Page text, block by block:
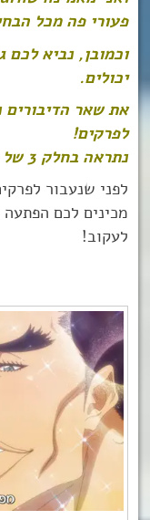
פעורי פה מכל
וכמובן, נביא לכם
יכולים.
את שאר הדיבורים
לפרקים!
נתראה בחלק 3 של בליץ’ מלחמת הדם בת אלף השנים!
לפני שנעבור
מכינים לכם
לעקוב!